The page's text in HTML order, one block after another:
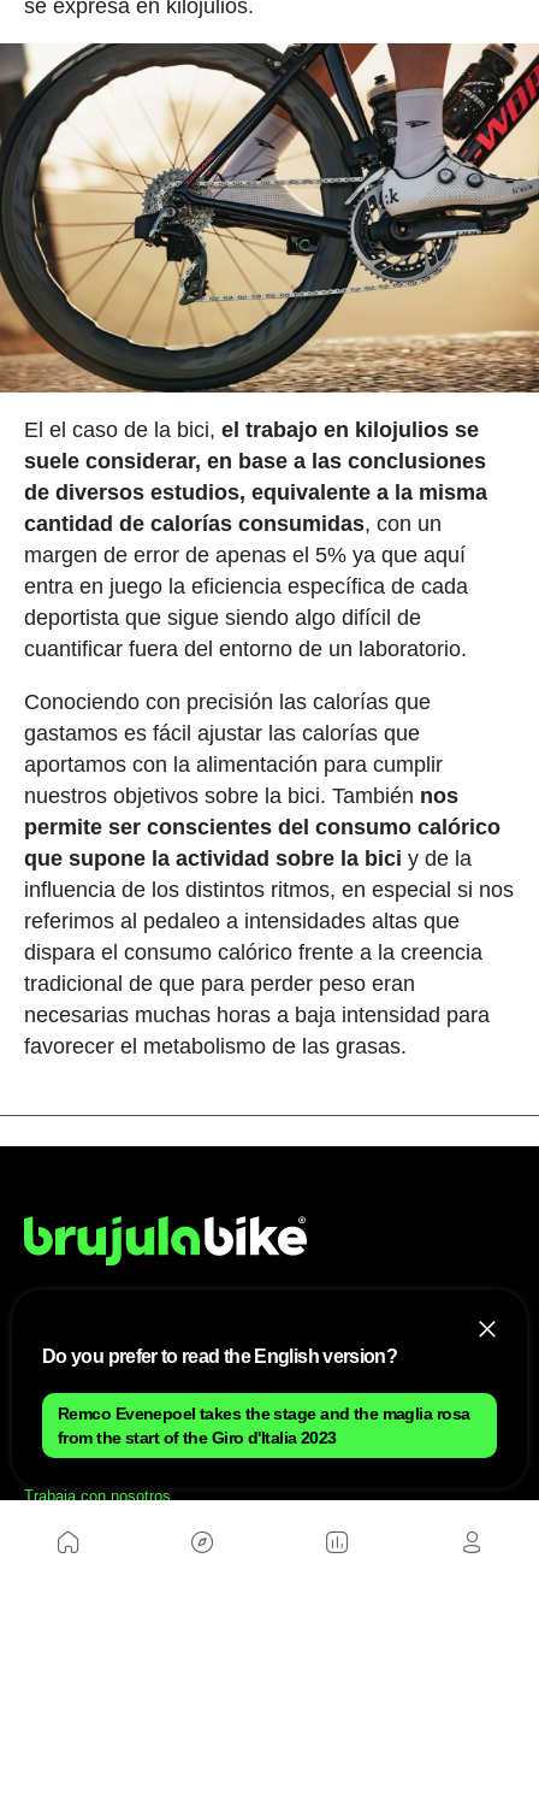
se expresa en kilojulios.
El el caso de la bici, el trabajo en kilojulios se
suele considerar, en base a las conclusiones
de diversos estudios, equivalente a la misma
cantidad de calorías consumidas, con un
margen de error de apenas el 5% ya que aquí
entra en juego la eficiencia específica de cada
deportista que sigue siendo algo difícil de
cuantificar fuera del entorno de un laboratorio.
Conociendo con precisión las calorías que
gastamos es fácil ajustar las calorías que
aportamos con la alimentación para cumplir
nuestros objetivos sobre la bici. También nos
permite ser conscientes del consumo calórico
que supone la actividad sobre la bici y de la
influencia de los distintos ritmos, en especial si nos
referimos al pedaleo a intensidades altas que
dispara el consumo calórico frente a la creencia
tradicional de que para perder peso eran
necesarias muchas horas a baja intensidad para
favorecer el metabolismo de las grasas.
Aviso Legal
Anúnciate con nosotros
Política de cookies
Política de privacidad
Trabaja con nosotros
WEBS AMIGAS
Do you prefer to read the English version?
Remco Evenepoel takes the stage and the maglia rosa
from the start of the Giro d'Italia 2023